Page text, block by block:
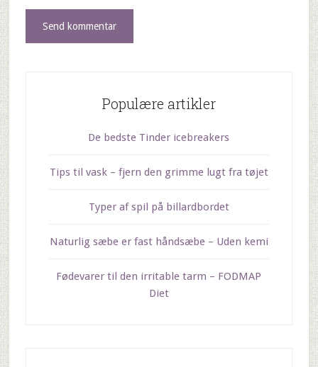
Populære artikler
De bedste Tinder icebreakers
Tips til vask – fjern den grimme lugt fra tøjet
Typer af spil på billardbordet
Naturlig sæbe er fast håndsæbe – Uden kemi
Fødevarer til den irritable tarm – FODMAP
Diet